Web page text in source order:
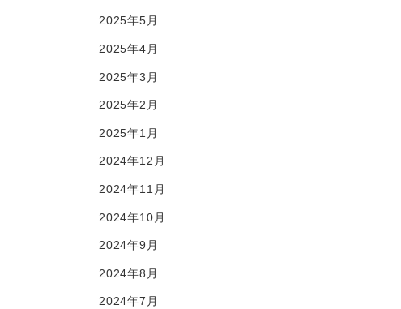
2025年5月
2025年4月
2025年3月
2025年2月
2025年1月
2024年12月
2024年11月
2024年10月
2024年9月
2024年8月
2024年7月